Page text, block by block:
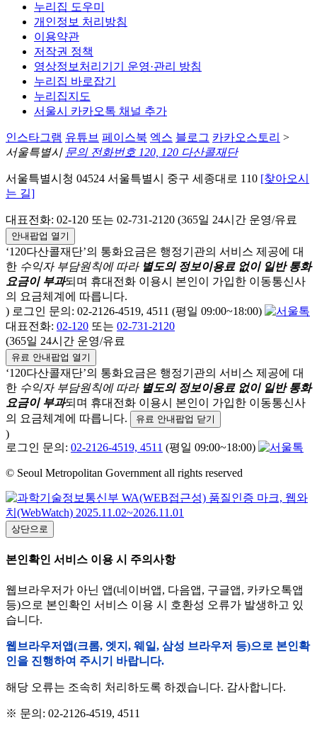
누리집 도우미
개인정보 처리방침
이용약관
저작권 정책
영상정보처리기기 운영·관리 방침
누리집 바로잡기
누리집지도
서울시 카카오톡 채널 추가
인스타그램 유튜브 페이스북 엑스 블로그 카카오스토리 >
서울특별시 문의 전화번호 120, 120 다산콜재단
서울특별시청 04524 서울특별시 중구 세종대로 110 [찾아오시
는 길]
대표전화: 02-120 또는 02-731-2120 (365일 24시간 운영/유료
안내팝업 열기
‘120다산콜재단’의 통화요금은 행정기관의 서비스 제공에 대
한 수익자 부담원칙에 따라 별도의 정보이용료 없이 일반 통화
요금이 부과되며 휴대전화 이용시 본인이 가입한 이동통신사
의 요금체계에 따릅니다.
) 로그인 문의: 02-2126-4519, 4511 (평일 09:00~18:00)
대표전화: 02-120 또는 02-731-2120
(365일 24시간 운영/유료
유료 안내팝업 열기
‘120다산콜재단’의 통화요금은 행정기관의 서비스 제공에 대
한 수익자 부담원칙에 따라 별도의 정보이용료 없이 일반 통화
요금이 부과되며 휴대전화 이용시 본인이 가입한 이동통신사
의 요금체계에 따릅니다.
유료 안내팝업 닫기
)
로그인 문의: 02-2126-4519, 4511 (평일 09:00~18:00)
© Seoul Metropolitan Government all rights reserved
상단으로
본인확인 서비스 이용 시 주의사항
웹브라우저가 아닌 앱(네이버앱, 다음앱, 구글앱, 카카오톡앱
등)으로 본인확인 서비스 이용 시 호환성 오류가 발생하고 있
습니다.
웹브라우저앱(크롬, 엣지, 웨일, 삼성 브라우저 등)으로 본인확
인을 진행하여 주시기 바랍니다.
해당 오류는 조속히 처리하도록 하겠습니다. 감사합니다.
※ 문의: 02-2126-4519, 4511